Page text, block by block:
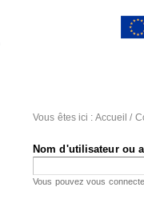
Vous êtes ici : Accueil /
Nom d'utilisateur ou
Vous pouvez vous